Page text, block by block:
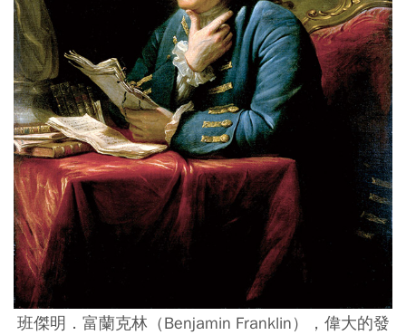
班傑明．富蘭克林（Benjamin Franklin），偉大的發